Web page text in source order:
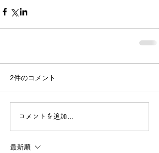
2件のコメント
コメントを追加…
最新順